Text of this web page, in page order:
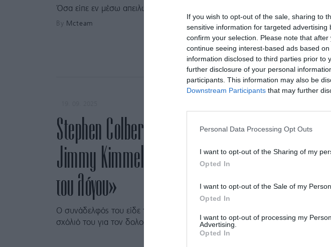
If you wish to opt-out of the sale, sharing to
sensitive information for targeted
confirm your selection. Please note that
continue seeing interest-based ads based
information disclosed to third parties prior to
further disclosure of your personal
participants. This information may also be
Downstream Participants that may further
Personal Data Processing Opt Outs
I want to opt-out of the Sharing of my
Opted In
I want to opt-out of the Sale of my
Opted In
I want to opt-out of processing my
Advertising.
Opted In
Όσα είπε εν μέσω απειλών για την ελευθερία του λόγου στις ΗΠΑ.
By Mcteam
Stephen Colbert: Υπερασπίζεται στον αέρα τον
Jimmy Kimmel – «Αξία μου ειναι η ελευθερία
του λόγου»
Ο συνάδελφός του είδε την εκπομπή του να κόβεται σε μία νύχτα, μετά από
σχόλιό του για τον δολοφόνο του Charlie Kirk.